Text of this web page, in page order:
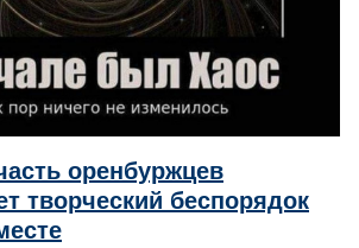
оренбуржцев
творческий беспорядок